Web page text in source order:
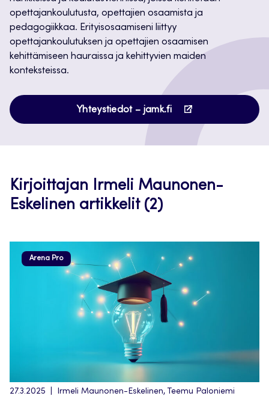
opettajankoulutusta, opettajien osaamista ja
pedagogiikkaa. Erityisosaamiseni liittyy
opettajankoulutuksen ja opettajien osaamisen
kehittämiseen hauraissa ja kehittyvien maiden
konteksteissa.
Yhteystiedot – jamk.fi
Avautuu
uuteen
välilehteen
Kirjoittajan Irmeli Maunonen-
Eskelinen artikkelit (2)
Arena Pro
27.3.2025 Irmeli Maunonen-Eskelinen, Teemu Paloniemi